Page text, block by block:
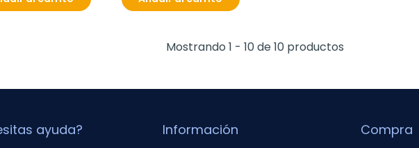
Mostrando 1 - 10 de 10 productos
ayuda? Información Compra